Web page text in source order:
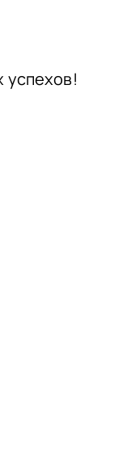
успехов!